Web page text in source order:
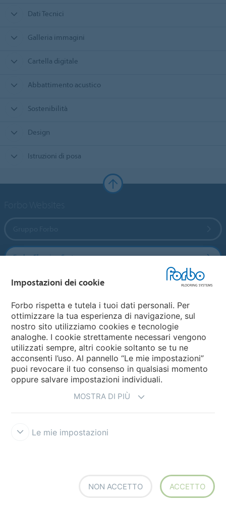
Dati Tecnici
Galleria immagini
Cartella digitale
Abbattimento acustico
Sostenibilità
Design
Istruzioni di posa
Forbo Flooring Systems
Forbo Movement Systems
Seleziona una nazione
Seleziona una nazione
Impostazioni dei cookie
Forbo rispetta e tutela i tuoi dati personali. Per
ottimizzare la tua esperienza di navigazione, sul
nostro sito utilizziamo cookies e tecnologie
analoghe. I cookie strettamente necessari vengono
utilizzati sempre, altri cookie soltanto se tu ne
acconsenti l’uso. Al pannello “Le mie impostazioni”
puoi revocare il tuo consenso in qualsiasi momento
oppure salvare impostazioni individuali.
MOSTRA DI PIÙ
Le mie impostazioni
NON ACCETTO ACCETTO